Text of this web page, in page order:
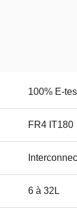
100% E-
FR4 IT180
6 à 32L